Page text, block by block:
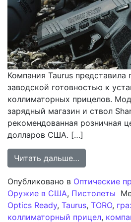
Компания Taurus представила
заводской готовностью к
коллиматорных прицелов.
зарядный магазин и ствол
рекомендованная розничная
долларов США. […]
Читать дальше…
Опубликовано в Оптические
Оружие в США, Пистолеты
Optics Ready, Taurus, TORO,
коллиматорный прицел,